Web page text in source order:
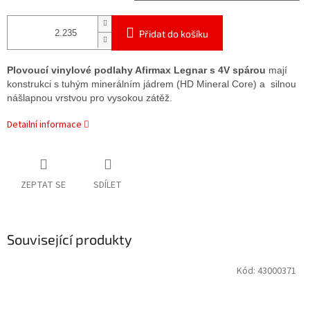
Přidat do košíku
Plovoucí vinylové podlahy Afirmax Legnar s 4V spárou mají
konstrukci s tuhým minerálním jádrem (HD Mineral Core) a silnou
nášlapnou vrstvou pro vysokou zátěž.
Detailní informace
ZEPTAT SE SDÍLET
Související produkty
Kód: 43000371